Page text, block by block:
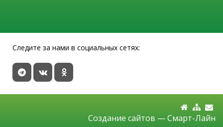
Следите за нами в социальных сетях:
Создание сайтов —Смарт-Лайн